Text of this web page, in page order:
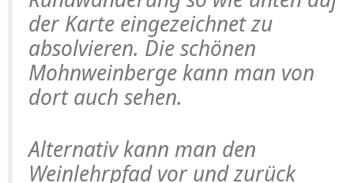
der Karte eingezeichnet zu
absolvieren. Die schönen
Mohnweinberge kann man von
dort auch sehen.
Alternativ kann man den
Weinlehrpfad vor und zurück